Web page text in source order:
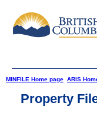
MINFILE Home page ARIS
Property